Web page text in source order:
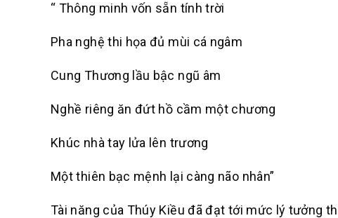
“ Thông minh vốn sẵn tính trời
Pha nghệ thi họa đủ mùi cá ngâm
Cung Thương lầu bậc ngũ âm
Nghề riêng ăn đứt hồ cầm một chương
Khúc nhà tay lửa lên trương
Một thiên bạc mệnh lại càng não nhân”
Tài năng của Thúy Kiều đã đạt tới mức lý tưởng